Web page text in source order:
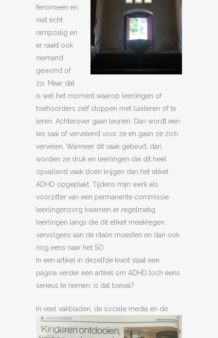
fenomeen en
niet echt
rampzalig en
er raakt ook
niemand
gewond of
zo. Maar dat
is wel het moment waarop leerlingen of
toehoorders zelf stoppen met luisteren of te
leren. Achterover gaan leunen. Dan wordt een
les saai of vervelend voor ze en gaan ze zich
vervelen. Wanneer dit vaak gebeurt, dan
worden ze druk en leerlingen die dit heel
opvallend vaak doen krijgen dan het etiket
ADHD opgeplakt. Tijdens mijn werk als
voorzitter van een permanente commissie
leerlingenzorg kwamen er regelmatig
leerlingen langs die dit etiket meekregen,
vervolgens aan de ritalin moesten en dan ook
nog eens naar het SO.
In een artikel in dezelfde krant staat een
pagina verder een artikel om ADHD toch eens
serieus te nemen; is dat toeval?
In veel vakbladen , de sociale media en de